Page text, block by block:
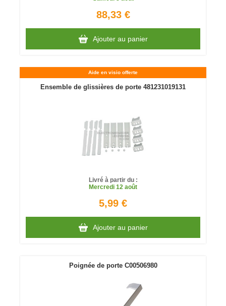
88,33 €
Ajouter au panier
Aide en visio offerte
Ensemble de glissières de porte 481231019131
Livré à partir du :
Mercredi 12 août
5,99 €
Ajouter au panier
Poignée de porte C00506980